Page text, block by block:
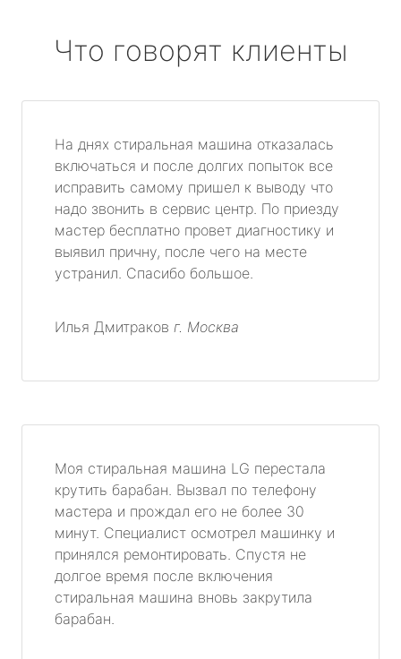
Что говорят клиенты
На днях стиральная машина отказалась
включаться и после долгих попыток все
исправить самому пришел к выводу что
надо звонить в сервис центр. По приезду
мастер бесплатно провет диагностику и
выявил причну, после чего на месте
устранил. Спасибо большое.
Илья Дмитраков г. Москва
Моя стиральная машина LG перестала
крутить барабан. Вызвал по телефону
мастера и прождал его не более 30
минут. Специалист осмотрел машинку и
принялся ремонтировать. Спустя не
долгое время после включения
стиральная машина вновь закрутила
барабан.